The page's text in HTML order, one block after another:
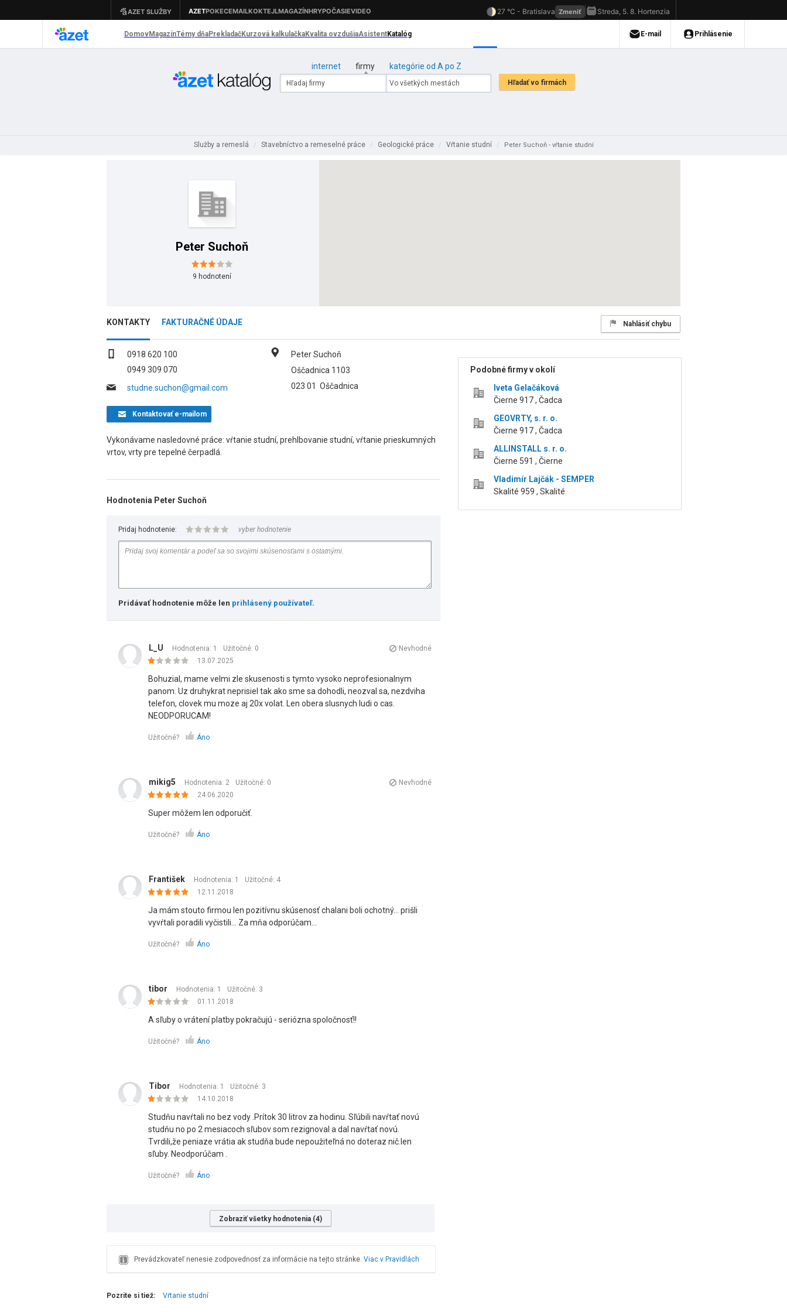
internet firmy kategórie od A po Z
Služby a remeslá / Stavebníctvo a remeselné práce / Geologické práce / Vŕtanie studní / Peter Suchoň - vŕtanie studní
Peter Suchoň
9 hodnotení
KONTAKTY FAKTURAČNÉ ÚDAJE Nahlásiť chybu
0918 620 100
0949 309 070
studne.suchon@gmail.com
Peter Suchoň
Oščadnica 1103
023 01 Oščadnica
Kontaktovaťe-mailom
Vykonávame nasledovné práce: vŕtanie studní, prehlbovanie studní, vŕtanie prieskumných
vrtov, vrty pre tepelné čerpadlá.
Hodnotenia Peter Suchoň
Pridaj hodnotenie: vyber hodnotenie
Pridávať hodnotenie môže len prihlásený používateľ.
L_U Hodnotenia: 1 Užitočné: 0
Nevhodné
13.07.2025
Bohuzial, mame velmi zle skusenosti s tymto vysoko neprofesionalnym
panom. Uz druhykrat neprisiel tak ako sme sa dohodli, neozval sa, nezdviha
telefon, clovek mu moze aj 20x volat. Len obera slusnych ludi o cas.
NEODPORUCAM!
Užitočné? Áno
mikig5 Hodnotenia: 2 Užitočné: 0
Nevhodné
24.06.2020
Super môžem len odporučiť.
Užitočné? Áno
František Hodnotenia: 1 Užitočné: 4
12.11.2018
Ja mám stouto firmou len pozitívnu skúsenosť chalani boli ochotný... prišli
vyvŕtali poradili vyčistili... Za mňa odporúčam...
Užitočné? Áno
tibor Hodnotenia: 1 Užitočné: 3
01.11.2018
A sľuby o vrátení platby pokračujú - seriózna spoločnosť!!
Užitočné? Áno
Tibor Hodnotenia: 1 Užitočné: 3
14.10.2018
Studňu navŕtali no bez vody .Prítok 30 litrov za hodinu. Sľúbili navŕtať novú
studňu no po 2 mesiacoch sľubov som rezignoval a dal navŕtať novú.
Tvrdili,že peniaze vrátia ak studňa bude nepoužiteľná no doteraz nič.len
sľuby. Neodporúčam .
Užitočné? Áno
Zobraziť všetky hodnotenia (4)
Prevádzkovateľ nenesie zodpovednosť za informácie na tejto stránke. Viac v Pravidlách
Podobné firmy v okolí
Iveta Gelačáková
Čierne 917 , Čadca
GEOVRTY, s. r. o.
Čierne 917 , Čadca
ALLINSTALL s. r. o.
Čierne 591 , Čierne
Vladimír Lajčák - SEMPER
Skalité 959 , Skalité
Pozrite si tiež: Vŕtanie studní